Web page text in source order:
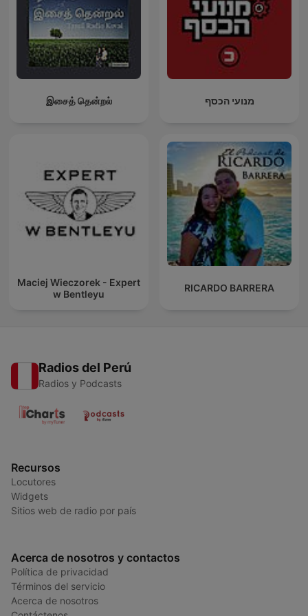
இசைத் தென்றல் מנועי הכסף
Maciej Wieczorek - Expert
w Bentleyu
RICARDO BARRERA
Radios del Perú
Radios y Podcasts
Recursos
Locutores
Widgets
Sitios web de radio por país
Acerca de nosotros y contactos
Política de privacidad
Términos del servicio
Acerca de nosotros